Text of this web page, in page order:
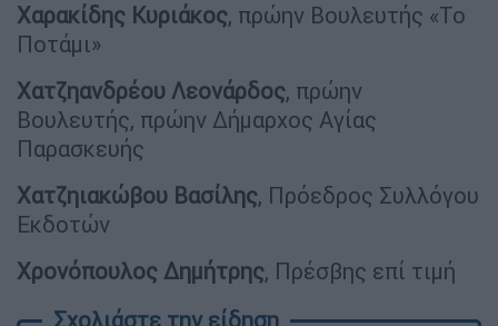
Χαρακίδης Κυριάκος, πρώην Βουλευτής «Το
Ποτάμι»
Χατζηανδρέου Λεονάρδος, πρώην
Βουλευτής, πρώην Δήμαρχος Αγίας
Παρασκευής
Χατζηιακώβου Βασίλης, Πρόεδρος Συλλόγου
Εκδοτών
Χρονόπουλος Δημήτρης, Πρέσβης επί τιμή